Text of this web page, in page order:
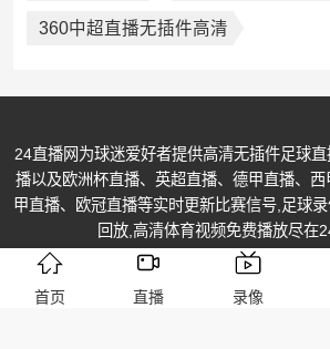
首页 直播 录像
360中超直播无插件高清
24直播网为球迷爱好者提供高清无插件足球
播以及欧洲杯直播、英超直播、德甲直播、
甲直播、欧冠直播等实时更新比赛信号,足球
回放,高清体育视频免费播放尽在
© Copyright @ 2013-2026 All Rights